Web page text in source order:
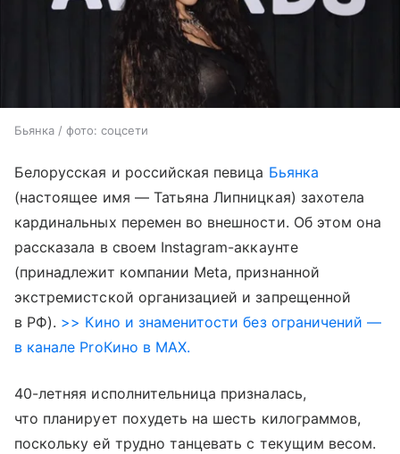
Бьянка / фото: соцсети
Белорусская и российская певица Бьянка
(настоящее имя — Татьяна Липницкая) захотела
кардинальных перемен во внешности. Об этом она
рассказала в своем Instagram-аккаунте
(принадлежит компании Meta, признанной
экстремистской организацией и запрещенной
в РФ). >> Кино и знаменитости без ограничений —
в канале ProКино в MAX.
40-летняя исполнительница призналась,
что планирует похудеть на шесть килограммов,
поскольку ей трудно танцевать с текущим весом.